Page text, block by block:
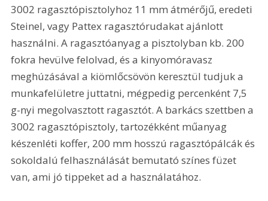
3002 ragasztópisztolyhoz 11 mm átmérőjű, eredeti
Steinel, vagy Pattex ragasztórudakat ajánlott
használni. A ragasztóanyag a pisztolyban kb. 200
fokra hevülve felolvad, és a kinyomóravasz
meghúzásával a kiömlőcsövön keresztül tudjuk a
munkafelületre juttatni, mégpedig percenként 7,5
g-nyi megolvasztott ragasztót. A barkács szettben a
3002 ragasztópisztoly, tartozékként műanyag
készenléti koffer, 200 mm hosszú ragasztópálcák és
sokoldalú felhasználását bemutató színes füzet
van, ami jó tippeket ad a használatához.